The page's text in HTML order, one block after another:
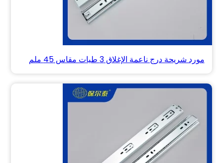
مورد شريحة درج ناعمة الإغلاق 3 طيات مقاس 45 ملم